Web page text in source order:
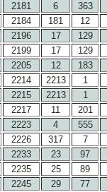
2181 6 363
2184 181 12
2196 17 129
2199 17 129
2205 12 183
2214 2213 1
2215 2213 1
2217 11 201
2223 4 555
2226 317 7
2233 23 97
2235 25 89
2245 29 77